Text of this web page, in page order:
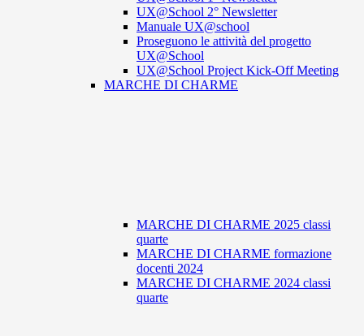
UX@School 2° Newsletter
Manuale UX@school
Proseguono le attività del progetto
UX@School
UX@School Project Kick-Off Meeting
MARCHE DI CHARME
MARCHE DI CHARME 2025 classi
quarte
MARCHE DI CHARME formazione
docenti 2024
MARCHE DI CHARME 2024 classi
quarte